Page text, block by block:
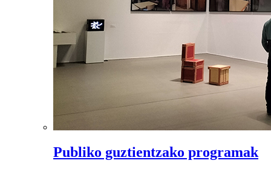
Publiko guztientzako programak